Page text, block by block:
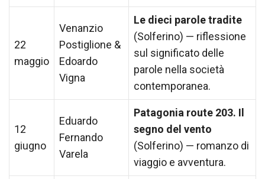
22
maggio
Venanzio
Postiglione &
Edoardo
Vigna
Le dieci parole tradite
(Solferino) — riflessione
sul significato delle
parole nella società
contemporanea.
12
giugno
Eduardo
Fernando
Varela
Patagonia route 203. Il
segno del vento
(Solferino) — romanzo di
viaggio e avventura.